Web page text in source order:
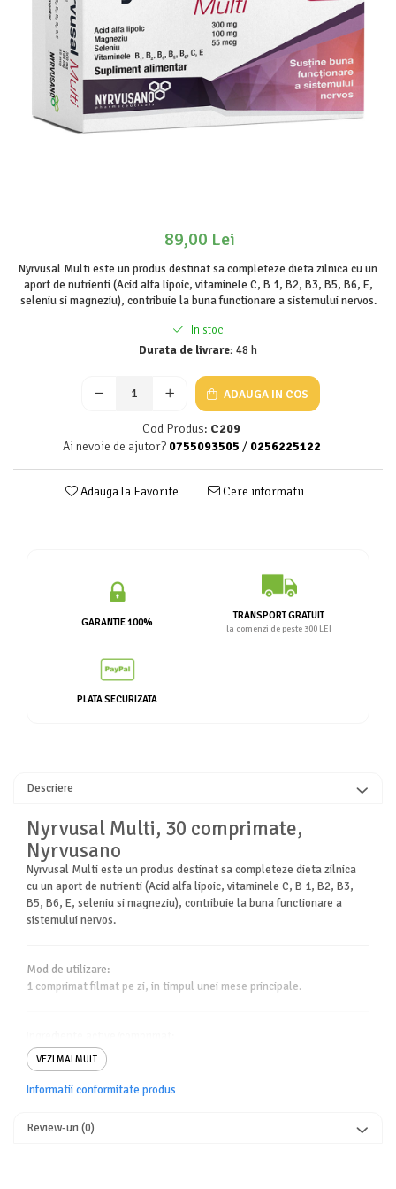
89,00 Lei
Nyrvusal Multi este un produs destinat sa completeze dieta zilnica cu un
aport de nutrienti (Acid alfa lipoic, vitaminele C, B 1, B2, B3, B5, B6, E,
seleniu si magneziu), contribuie la buna functionare a sistemului nervos.
In stoc
Durata de livrare: 48 h
ADAUGA IN COS
Cod Produs: C209
Ai nevoie de ajutor? 0755093505 / 0256225122
Adauga la Favorite Cere informatii
GARANTIE 100%
TRANSPORT GRATUIT
la comenzi de peste 300 LEI
PLATA SECURIZATA
Descriere
Nyrvusal Multi, 30 comprimate,
Nyrvusano
Nyrvusal Multi este un produs destinat sa completeze dieta zilnica
cu un aport de nutrienti (Acid alfa lipoic, vitaminele C, B 1, B2, B3,
B5, B6, E, seleniu si magneziu), contribuie la buna functionare a
sistemului nervos.
Mod de utilizare:
1 comprimat filmat pe zi, in timpul unei mese principale.
Acid alfa-lipoic 300 mg
Vitamina B1 1 mg
Vitamina B2 1.5 mg
Vitamina B5 6 mg
Vitamina B6 1.5 mg
VEZI MAI MULT
Informatii conformitate produs
Review-uri(0)